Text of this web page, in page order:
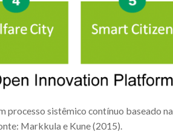
processo sistêmico contínuo baseado na
Markkula e Kune (2015).